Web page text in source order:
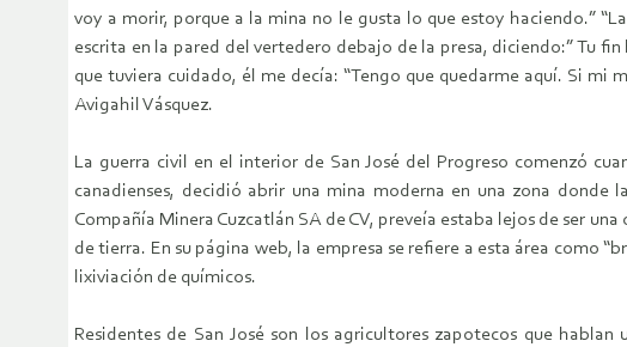
voy a morir, porque a la mina no le gusta lo que estoy haciendo.”
escrita en la pared del vertedero debajo de la presa, diciendo:” Tu
que tuviera cuidado, él me decía: “Tengo que quedarme aquí. Si
Avigahil Vásquez.
La guerra civil en el interior de San José del Progreso comenzó
canadienses, decidió abrir una mina moderna en una zona
Compañía Minera Cuzcatlán SA de CV, preveía estaba lejos de ser
de tierra. En su página web, la empresa se refiere a esta área como
lixiviación de químicos.
Residentes de San José son los agricultores zapotecos que